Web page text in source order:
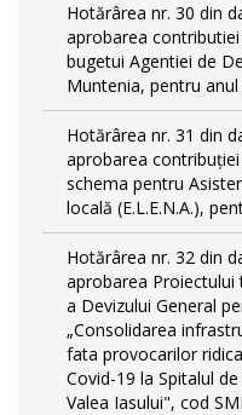
Hotărârea nr. 30 din
aprobarea contributiei
bugetui Agentiei de
Muntenia, pentru anul
Hotărârea nr. 31 din
aprobarea contribuției
schema pentru
locală (E.L.E.N.A.),
Hotărârea nr. 32 din
aprobarea Proiectului
a Devizului General
„Consolidarea
fata provocarilor
Covid-19 la Spitalul
Valea Iasului", cod